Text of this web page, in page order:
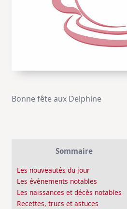
Bonne fête aux Delphine
Sommaire
Les nouveautés du jour
Les évènements notables
Les naissances et décès notables
Recettes, trucs et astuces